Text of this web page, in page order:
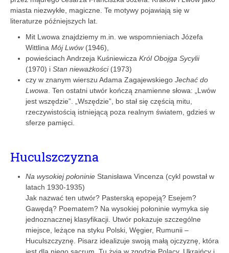
miasta niezwykłe, magiczne. Te motywy pojawiają się w
literaturze późniejszych lat.
Mit Lwowa znajdziemy m.in. we wspomnieniach Józefa
Wittlina Mój Lwów (1946),
powieściach Andrzeja Kuśniewicza Król Obojga Sycylii
(1970) i Stan nieważkości (1973)
czy w znanym wierszu Adama Zagajewskiego Jechać do
Lwowa . Ten ostatni utwór kończą znamienne słowa: „Lwów
jest wszędzie”. „Wszędzie”, bo stał się częścią mitu,
rzeczywistością istniejącą poza realnym światem, gdzieś w
sferze pamięci.
Huculszczyzna
Na wysokiej połoninie Stanisława Vincenza (cykl powstał w
latach 1930-1935)
Jak nazwać ten utwór? Pasterską epopeją? Esejem?
Gawędą? Poematem? Na wysokiej połoninie wymyka się
jednoznacznej klasyfikacji. Utwór pokazuje szczególne
miejsce, leżące na styku Polski, Węgier, Rumunii –
Huculszczyznę. Pisarz idealizuje swoją małą ojczyznę, która
jest dla niego sacrum. Tu żyją w zgodzie Polacy, Ukraińcy i